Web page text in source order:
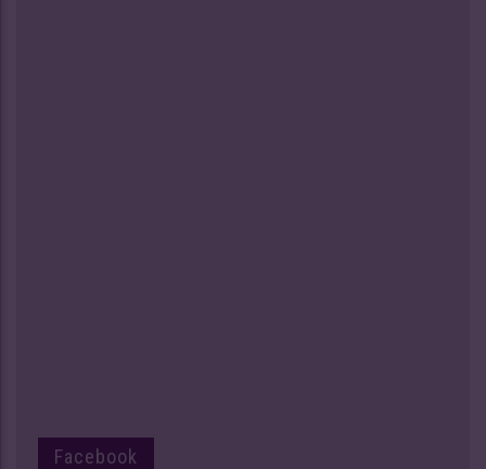
Facebook